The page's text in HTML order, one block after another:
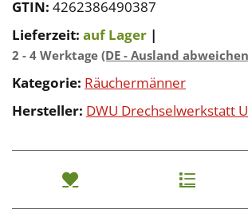
GTIN: 4262386490387
Lieferzeit: auf Lager |
2 - 4 Werktage (DE - Ausland
Kategorie: Räuchermänner
Hersteller: DWU Drechselwerkstatt